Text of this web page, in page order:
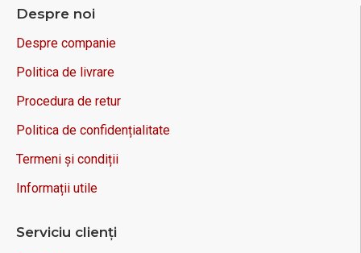
Despre noi
Despre companie
Politica de livrare
Procedura de retur
Politica de confidențialitate
Termeni și condiții
Informații utile
Serviciu clienți